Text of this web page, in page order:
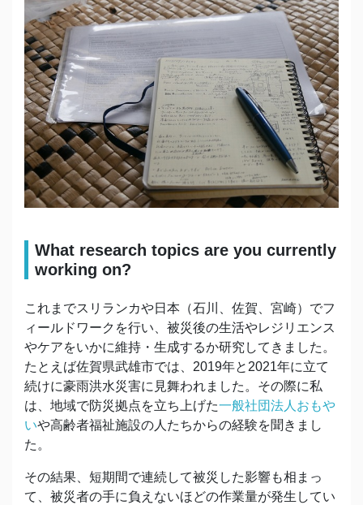
What research topics are you currently
working on?
これまでスリランカや日本（石川、佐賀、宮崎）でフ
ィールドワークを行い、被災後の生活やレジリエンス
やケアをいかに維持・生成するか研究してきました。
たとえば佐賀県武雄市では、2019年と2021年に立て
続けに豪雨洪水災害に見舞われました。その際に私
は、地域で防災拠点を立ち上げた一般社団法人おもや
いや高齢者福祉施設の人たちからの経験を聞きまし
た。
その結果、短期間で連続して被災した影響も相まっ
て、被災者の手に負えないほどの作業量が発生してい